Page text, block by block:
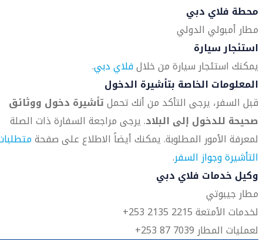
محطة فلاي دبي
مطار أمبولي الدولي
استئجار سيارة
يمكنك استئجار سيارة من خلالفلاي دبي.
المعلومات الخاصة بتأشيرة الدخول
قبل السفر، يرجى التأكد من أنك تحملتأشيرة دخول ووثائق
صحيحة للدخول إلى البلاد. يرجى مراجعة السفارة ذات الصلة
لمعرفة الأمور المطلوبة. يمكنك أيضاً الاطلاع على صفحة
التأشيرة وجواز السفر.
وكيل خدمات فلاي دبي
مطار جيبوتي
لخدمات الأمتعة 2215 2135 253+
لعمليات المطار 7039 87 253+